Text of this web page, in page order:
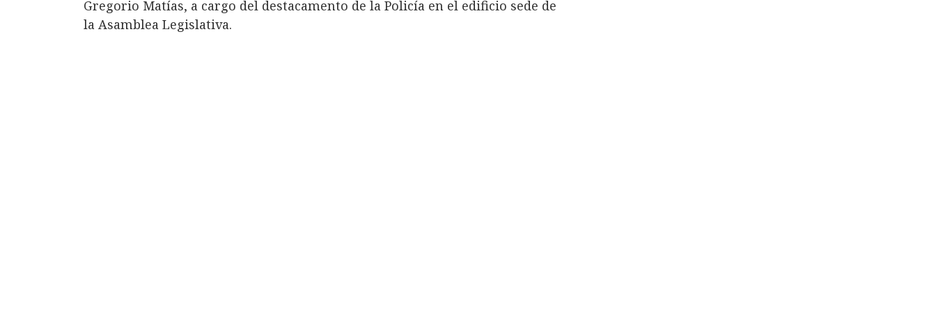
Gregorio Matías, a cargo del destacamento de la Policía en el edificio sede de
la Asamblea Legislativa.